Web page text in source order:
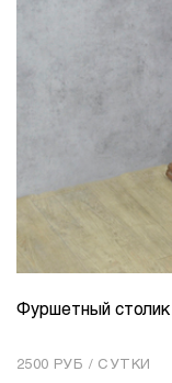
КОЛИЧЕСТВО 1
Фуршетный
2500 РУБ / СУТКИ